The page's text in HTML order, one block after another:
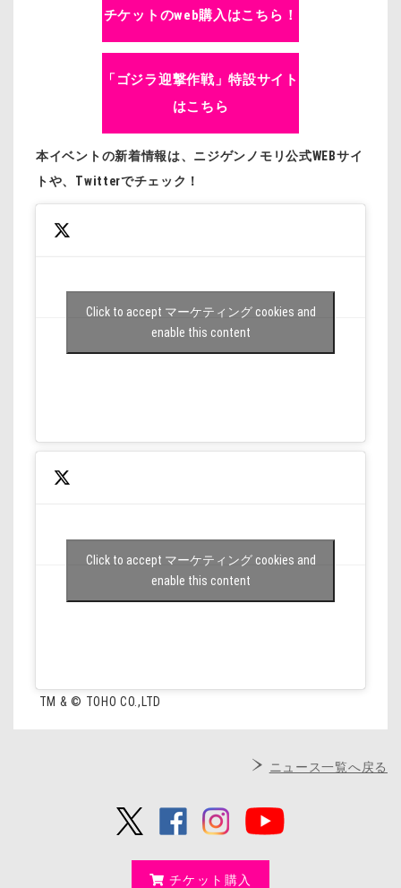
チケットのweb購入はこちら！
「ゴジラ迎撃作戦」特設サイト
はこちら
本イベントの新着情報は、ニジゲンノモリ公式WEBサイ
トや、Twitterでチェック！
Click to accept マーケティング cookies and
enable this content
Click to accept マーケティング cookies and
enable this content
TM & © TOHO CO.,LTD
ニュース一覧へ戻る
チケット購入